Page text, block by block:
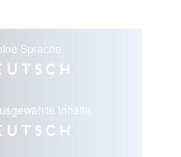
Sprache
Inhalte